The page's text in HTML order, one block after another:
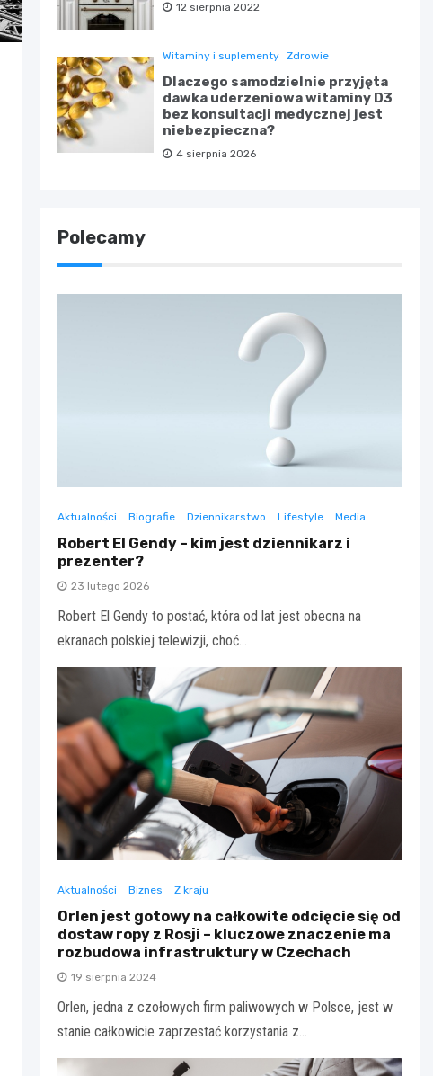
12 sierpnia 2022
Witaminy i suplementy Zdrowie
Dlaczego samodzielnie przyjęta
dawka uderzeniowa witaminy D3
bez konsultacji medycznej jest
niebezpieczna?
4 sierpnia 2026
Polecamy
Aktualności Biografie Dziennikarstwo Lifestyle Media
Robert El Gendy – kim jest dziennikarz i
prezenter?
23 lutego 2026
Robert El Gendy to postać, która od lat jest obecna na
ekranach polskiej telewizji, choć…
Aktualności Biznes Z kraju
Orlen jest gotowy na całkowite odcięcie się od
dostaw ropy z Rosji – kluczowe znaczenie ma
rozbudowa infrastruktury w Czechach
19 sierpnia 2024
Orlen, jedna z czołowych firm paliwowych w Polsce, jest w
stanie całkowicie zaprzestać korzystania z…